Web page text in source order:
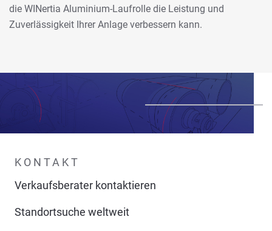
die WINertia Aluminium-Laufrolle die Leistung und
Zuverlässigkeit Ihrer Anlage verbessern kann.
KONTAKT
Verkaufsberater kontaktieren
Standortsuche weltweit